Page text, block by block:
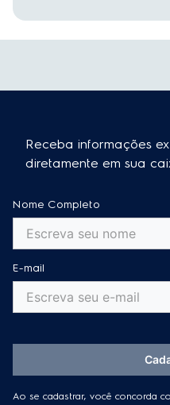
Receba informações
diretamente em sua
Nome Completo
E-mail
Ao se cadastrar, você concorda